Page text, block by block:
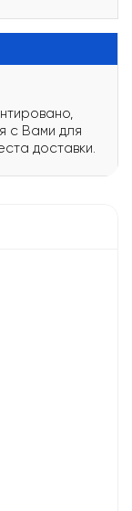
с Вами для
доставки.